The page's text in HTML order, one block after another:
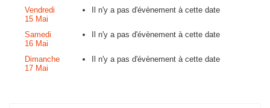
Vendredi
15 Mai
Il n'y a pas d'évènement à cette date
Samedi
16 Mai
Il n'y a pas d'évènement à cette date
Dimanche
17 Mai
Il n'y a pas d'évènement à cette date